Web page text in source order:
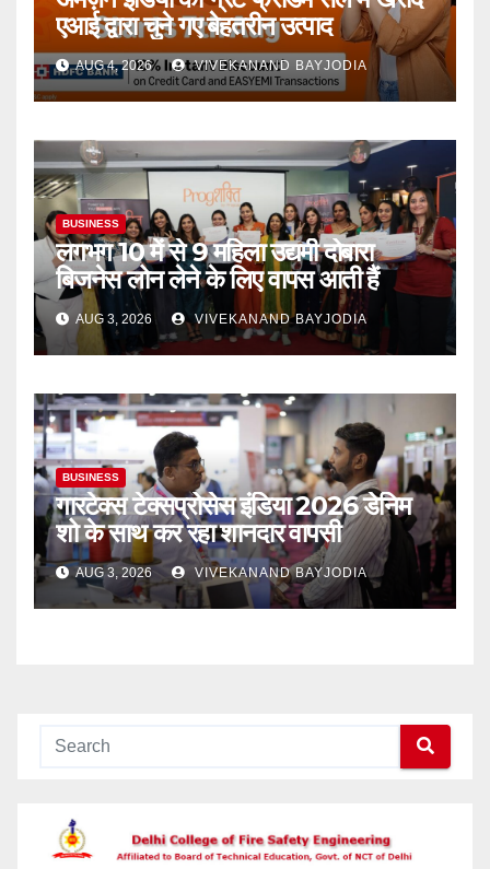
एआई द्वारा चुने गए बेहतरीन उत्पाद
AUG 4, 2026 VIVEKANAND BAYJODIA
BUSINESS
लगभग 10 में से 9 महिला उद्यमी दोबारा
बिजनेस लोन लेने के लिए वापस आती हैं
AUG 3, 2026 VIVEKANAND BAYJODIA
BUSINESS
गारटेक्स टेक्सप्रोसेस इंडिया 2026 डेनिम
शो के साथ कर रहा शानदार वापसी
AUG 3, 2026 VIVEKANAND BAYJODIA